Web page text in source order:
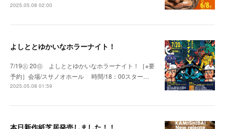
2025.05.08 02:00
よしととゆかいなホラーナイト！
7/19㊏ 20㊐ よしととゆかいなホラーナイト！［※要
予約］会場/スサノオホール 時間/18：00スター…
2025.05.08 01:59
本日新作紙芝居発売しました！！